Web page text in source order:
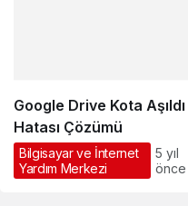
Google Drive Kota Aşıldı
Hatası Çözümü
Bilgisayar ve İnternet
Yardım Merkezi
5 yıl
önce